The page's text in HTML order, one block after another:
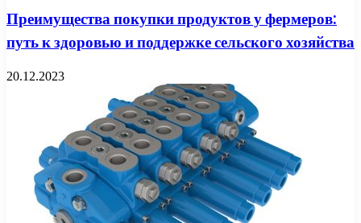
Преимущества покупки продуктов у фермеров:
путь к здоровью и поддержке сельского хозяйства
20.12.2023